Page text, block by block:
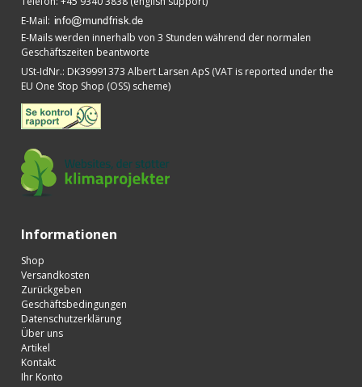
E-Mail:
E-Mails werden innerhalb von 3 Stunden während der normalen
Geschäftszeiten beantworte
USt-IdNr.: DK39991373 Albert Larsen ApS (VAT is reported under the
EU One Stop Shop (OSS) scheme)
Informationen
Shop
Versandkosten
Zurückgeben
Geschäftsbedingungen
Datenschutzerklärung
Über uns
Artikel
Kontakt
Ihr Konto